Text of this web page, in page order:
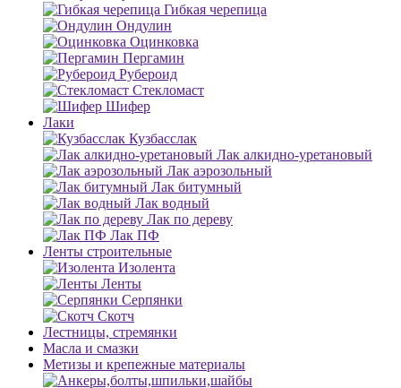
Гибкая черепица
Ондулин
Оцинковка
Пергамин
Рубероид
Стекломаст
Шифер
Лаки
Кузбасслак
Лак алкидно-уретановый
Лак аэрозольный
Лак битумный
Лак водный
Лак по дереву
Лак ПФ
Ленты строительные
Изолента
Ленты
Серпянки
Скотч
Лестницы, стремянки
Масла и смазки
Метизы и крепежные материалы